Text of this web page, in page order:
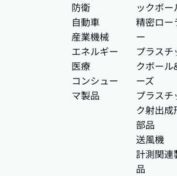
防衛
自動車
産業機械
エネルギー
医療
コンシュー
マ製品
ックボー
精密ロー
ー
プラスチ
クボール
ーズ
プラスチ
ク射出成
部品
送風機
計測関連
品